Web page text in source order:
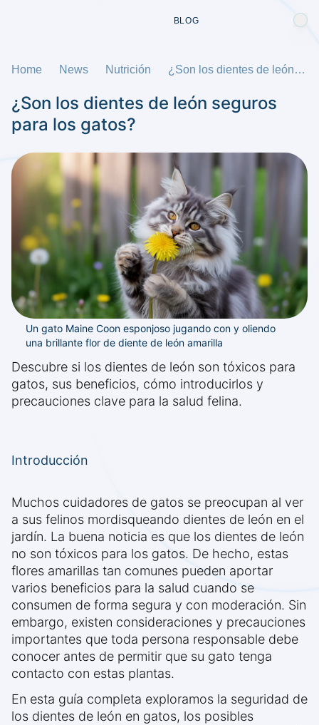
BLOG
Home News Nutrición ¿Son los dientes de león seguros para los gatos?
¿Son los dientes de león seguros
para los gatos?
Un gato Maine Coon esponjoso jugando con y oliendo
una brillante flor de diente de león amarilla
Descubre si los dientes de león son tóxicos para
gatos, sus beneficios, cómo introducirlos y
precauciones clave para la salud felina.
Introducción
Muchos cuidadores de gatos se preocupan al ver
a sus felinos mordisqueando dientes de león en el
jardín. La buena noticia es que los dientes de león
no son tóxicos para los gatos. De hecho, estas
flores amarillas tan comunes pueden aportar
varios beneficios para la salud cuando se
consumen de forma segura y con moderación. Sin
embargo, existen consideraciones y precauciones
importantes que toda persona responsable debe
conocer antes de permitir que su gato tenga
contacto con estas plantas.
En esta guía completa exploramos la seguridad de
los dientes de león en gatos, los posibles